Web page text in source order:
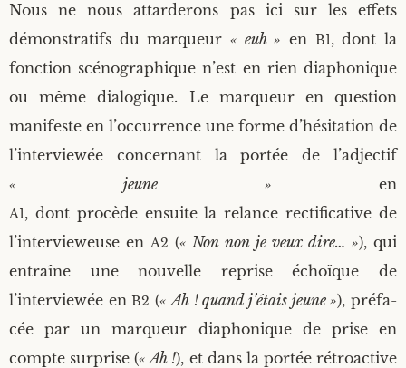
Nous ne nous attar­de­rons pas ici sur les effets
démons­tra­tifs du mar­queur « euh » en B1, dont la
fonc­tion scé­no­gra­phique n’est en rien dia­pho­nique
ou même dia­lo­gique. Le mar­queur en ques­tion
mani­feste en l’occurrence une forme d’hésitation de
l’interviewée concer­nant la por­tée de l’adjectif
« jeune » en
A1, dont pro­cède ensuite la relance rec­ti­fi­ca­tive de
l’intervieweuse en A2 (« Non non je veux dire… »), qui
entraîne une nou­velle reprise échoïque de
l’interviewée enB2 (« Ah ! quand j’étais jeune »), pré­fa­
cée par un mar­queur dia­pho­nique de prise en
compte sur­prise (« Ah !), et dans la por­tée rétro­ac­tive